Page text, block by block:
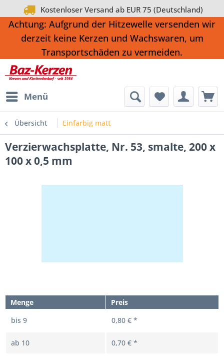
Kostenloser Versand ab EUR 75 (Deutschland)
Achtung: Aufgrund der Hitzewelle versenden wir
derzeit keine Kerzen und Wachswaren, um
Transportschäden zu vermeiden.
Menü
Übersicht Einfarbig matt
Verzierwachsplatte, Nr. 53, smalte, 200 x
100 x 0,5 mm
Menge
Preis
bis 9 0,80 € *
ab 10 0,70 € *